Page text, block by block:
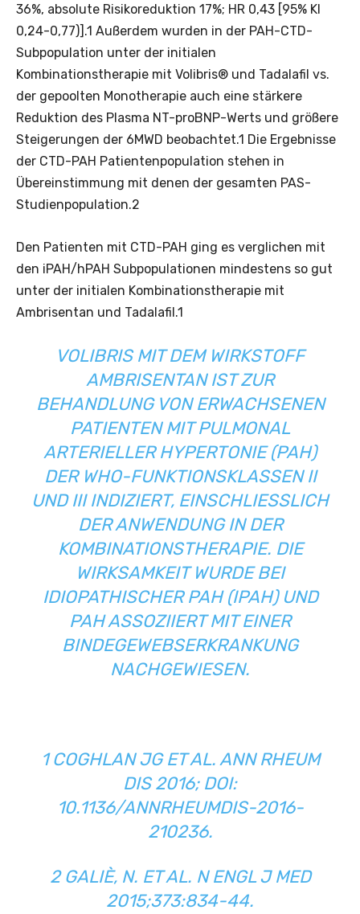
36%, absolute Risikoreduktion 17%; HR 0,43 [95% KI
0,24-0,77)].1 Außerdem wurden in der PAH-CTD-
Subpopulation unter der initialen
Kombinationstherapie mit Volibris® und Tadalafil vs.
der gepoolten Monotherapie auch eine stärkere
Reduktion des Plasma NT-proBNP-Werts und größere
Steigerungen der 6MWD beobachtet.1 Die Ergebnisse
der CTD-PAH Patientenpopulation stehen in
Übereinstimmung mit denen der gesamten PAS-
Studienpopulation.2
Den Patienten mit CTD-PAH ging es verglichen mit
den iPAH/hPAH Subpopulationen mindestens so gut
unter der initialen Kombinationstherapie mit
Ambrisentan und Tadalafil.1
VOLIBRIS MIT DEM WIRKSTOFF
AMBRISENTAN IST ZUR
BEHANDLUNG VON ERWACHSENEN
PATIENTEN MIT PULMONAL
ARTERIELLER HYPERTONIE (PAH)
DER WHO-FUNKTIONSKLASSEN II
UND III INDIZIERT, EINSCHLIESSLICH D
ER ANWENDUNG IN DER K
OMBINATIONSTHERAPIE. DIE W
IRKSAMKEIT WURDE BEI I
DIOPATHISCHER PAH (IPAH) UND P
AH ASSOZIIERT MIT EINER B
INDEGEWEBSERKRANKUNG N
ACHGEWIESEN.
1 COGHLAN JG ET AL. ANN RHEUM
DIS 2016; DOI:
10.1136/ANNRHEUMDIS-2016-
210236.
2GALIÈ, N. ET AL. N ENGL J MED
2015;373:834-44.